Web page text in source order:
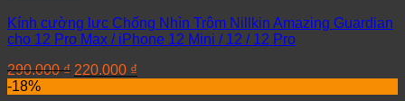
Kính cường lực Chống Nhìn Trộm Nillkin Amazing Guardian
cho 12 Pro Max / iPhone 12 Mini / 12 / 12 Pro
290.000₫ 220.000 ₫
-18%